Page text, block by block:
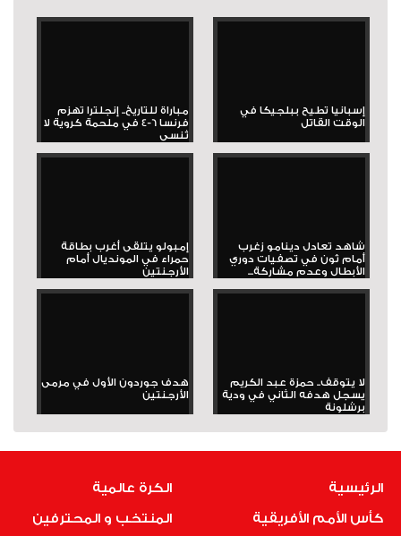
إسبانيا تطيح ببلجيكا في
الوقت القاتل
مباراة للتاريخ.. إنجلترا تهزم
فرنسا 6-4 في ملحمة كروية لا
تُنسى
شاهد تعادل دينامو زغرب
أمام ثون في تصفيات دوري
الأبطال وعدم مشاركة...
إمبولو يتلقى أغرب بطاقة
حمراء في المونديال أمام
الأرجنتين
لا يتوقف.. حمزة عبد الكريم
يسجل هدفه الثاني في ودية
برشلونة
هدف جوردون الأول في مرمى
الأرجنتين
الرئيسية
كأس الأمم الأفريقية
الكرة عالمية
المنتخب و المحترفين